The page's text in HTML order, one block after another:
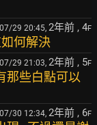
07/29 20:45, 2年前 , 4F
何解決
07/29 21:03, 2年前 , 5F
那些白點可以
07/30 12:34, 2年前 , 6F